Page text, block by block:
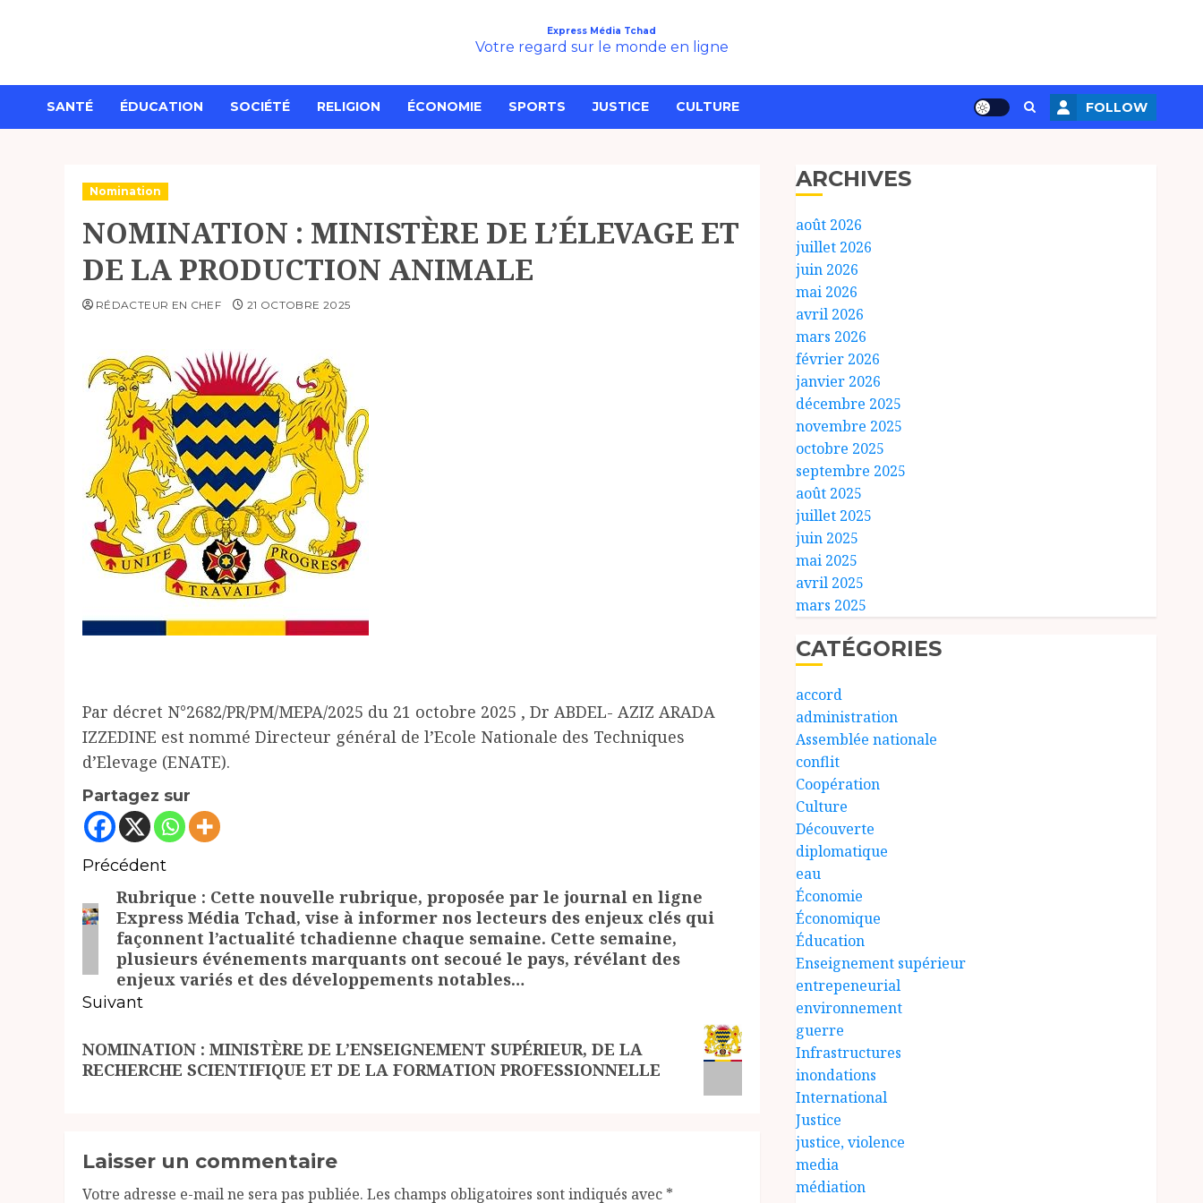
Express Média Tchad
Votre regard sur le monde en ligne
SANTÉ ÉDUCATION SOCIÉTÉ RELIGION ÉCONOMIE SPORTS JUSTICE CULTURE FOLLOW
Nomination
NOMINATION : MINISTÈRE DE L’ÉLEVAGE ET
DE LA PRODUCTION ANIMALE
RÉDACTEUR EN CHEF 21 OCTOBRE 2025
Par décret N°2682/PR/PM/MEPA/2025 du 21 octobre 2025 , Dr ABDEL- AZIZ ARADA
IZZEDINE est nommé Directeur général de l’Ecole Nationale des Techniques
d’Elevage (ENATE).
Partagez sur
Navigation
d’article
Précédent
Article
précédent:
Rubrique : Cette nouvelle rubrique, proposée par le journal en ligne
Express Média Tchad, vise à informer nos lecteurs des enjeux clés qui
façonnent l’actualité tchadienne chaque semaine. Cette semaine,
plusieurs événements marquants ont secoué le pays, révélant des
enjeux variés et des développements notables…
Suivant
suivant:
NOMINATION : MINISTÈRE DE L’ENSEIGNEMENT SUPÉRIEUR, DE LA
RECHERCHE SCIENTIFIQUE ET DE LA FORMATION PROFESSIONNELLE
Laisser un commentaire
Votre adresse e-mail ne sera pas publiée. Les champs obligatoires sont indiqués avec *
ARCHIVES
août 2026
juillet 2026
juin 2026
mai 2026
avril 2026
mars 2026
février 2026
janvier 2026
décembre 2025
novembre 2025
octobre 2025
septembre 2025
août 2025
juillet 2025
juin 2025
mai 2025
avril 2025
mars 2025
CATÉGORIES
accord
administration
Assemblée nationale
conflit
Coopération
Culture
Découverte
diplomatique
eau
Économie
Économique
Éducation
Enseignement supérieur
entrepeneurial
environnement
guerre
Infrastructures
inondations
International
Justice
justice, violence
media
médiation